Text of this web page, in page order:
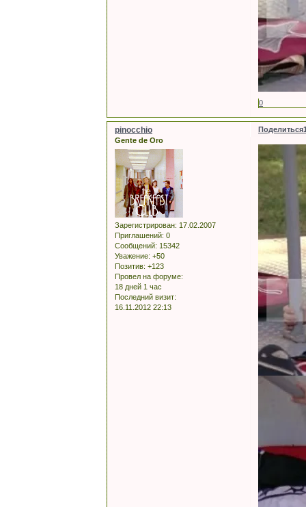
0
Поделиться
pinocchio
Gente de Oro
Зарегистрирован: 17.02.2007
Приглашений: 0
Сообщений: 15342
Уважение: +50
Позитив: +123
Провел на форуме:
18 дней 1 час
Последний визит:
16.11.2012 22:13